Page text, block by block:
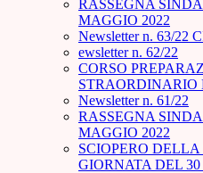
RASSEGNA
MAGGIO 2022
Newsletter n. 63/22
ewsletter n. 62/22
CORSO
STRAORDINARIO
Newsletter n. 61/22
RASSEGNA
MAGGIO 2022
SCIOPERO
GIORNATA DEL